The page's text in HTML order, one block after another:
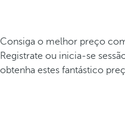
Consiga o melhor preço
Registrate ou inicia-se
obtenha estes fantástico